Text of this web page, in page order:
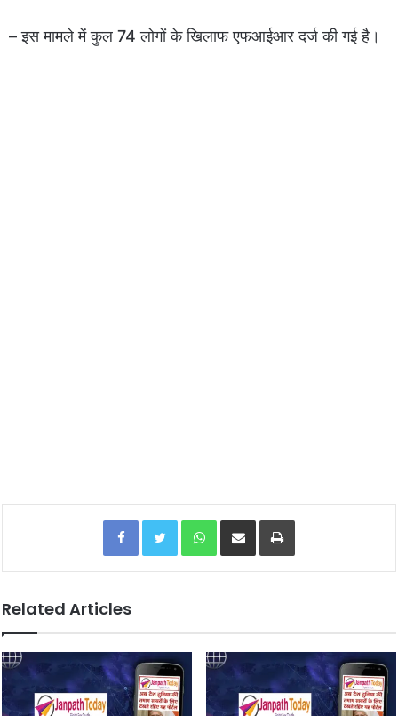
– इस मामले में कुल 74 लोगों के खिलाफ एफआईआर दर्ज की गई है।
Facebook Twitter WhatsApp
Related Articles